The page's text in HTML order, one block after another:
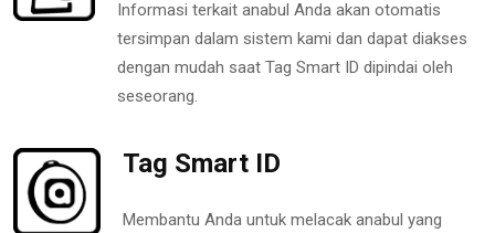
Informasi terkait anabul Anda akan otomatis
tersimpan dalam sistem kami dan dapat diakses
dengan mudah saat Tag Smart ID dipindai oleh
seseorang.
Tag Smart ID
Membantu Anda untuk melacak anabul yang